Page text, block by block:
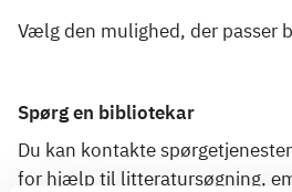
Vælg den mulighed, der passer
Spørg en bibliotekar
Du kan kontakte
for hjælp til litteratursøgning,